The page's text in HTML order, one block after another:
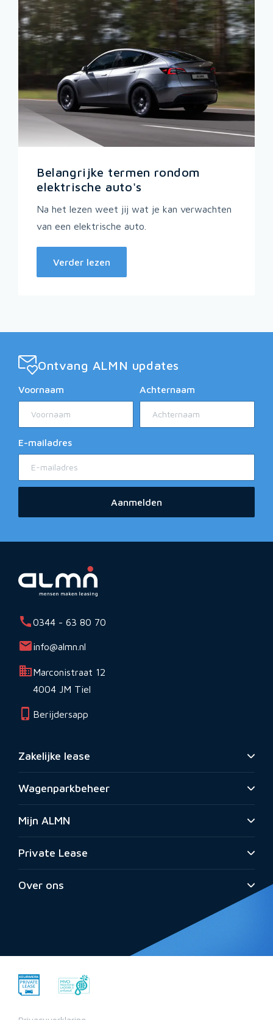
Belangrijke termen rondom
elektrische auto's
Na het lezen weet jij wat je kan verwachten
van een elektrische auto.
Verder lezen
Ontvang ALMN updates
Voornaam Achternaam
E-mailadres
Aanmelden
0344 - 63 80 70
info@almn.nl
Marconistraat 12
4004 JM Tiel
Berijdersapp
Zakelijke lease
Wagenparkbeheer
Mijn ALMN
Private Lease
Over ons